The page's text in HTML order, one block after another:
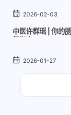
2026-02-03
中医许群瑶 | 你的
2026-01-27